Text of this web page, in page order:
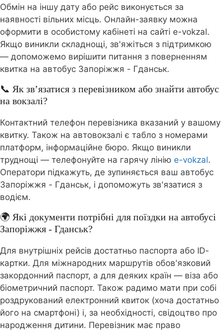
Обмін на іншу дату або рейс виконується за
наявності вільних місць. Онлайн-заявку можна
оформити в особистому кабінеті на сайті e-vokzal.
Якщо виникли складнощі, зв'яжіться з підтримкою
— допоможемо вирішити питання з поверненням
квитка на автобус Запоріжжя - Гданськ.
📞 Як зв’язатися з перевізником або знайти автобус
на вокзалі?
Контактний телефон перевізника вказаний у вашому
квитку. Також на автовокзалі є табло з номерами
платформ, інформаційне бюро. Якщо виникли
труднощі — телефонуйте на гарячу лінію e-vokzal.
Оператори підкажуть, де зупиняється ваш автобус
Запоріжжя - Гданськ, і допоможуть зв'язатися з
водієм.
🌍 Які документи потрібні для поїздки на автобусі
Запоріжжя - Гданськ?
Для внутрішніх рейсів достатньо паспорта або ID-
картки. Для міжнародних маршрутів обов'язковий
закордонний паспорт, а для деяких країн — віза або
біометричний паспорт. Також радимо мати при собі
роздрукований електронний квиток (хоча достатньо
його на смартфоні) і, за необхідності, свідоцтво про
народження дитини. Перевізник має право